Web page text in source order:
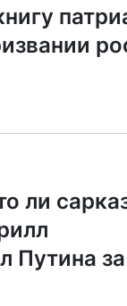
ли
Путина за
и